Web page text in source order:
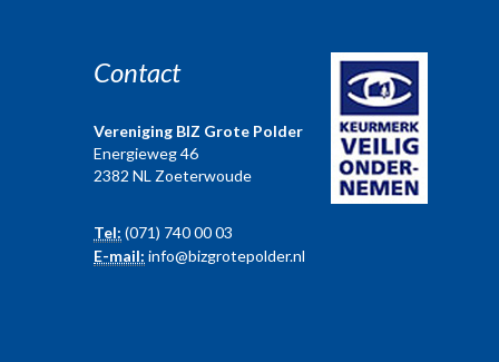
Contact
Vereniging BIZ Grote Polder
Energieweg 46
2382 NL Zoeterwoude
Tel: (071) 740 00 03
E-mail: info@bizgrotepolder.nl